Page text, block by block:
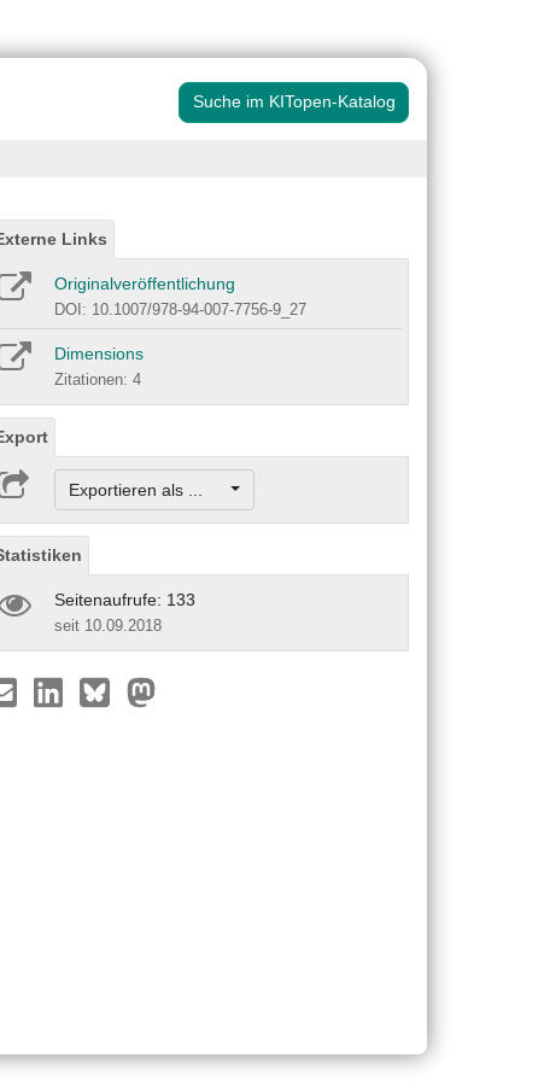
Suche im KITopen-Katalog
Links
Originalveröffentlichung
DOI: 10.1007/978-94-007-7756-9_27
Dimensions
Zitationen: 4
Exportieren als ...
Seitenaufrufe: 133
seit 10.09.2018